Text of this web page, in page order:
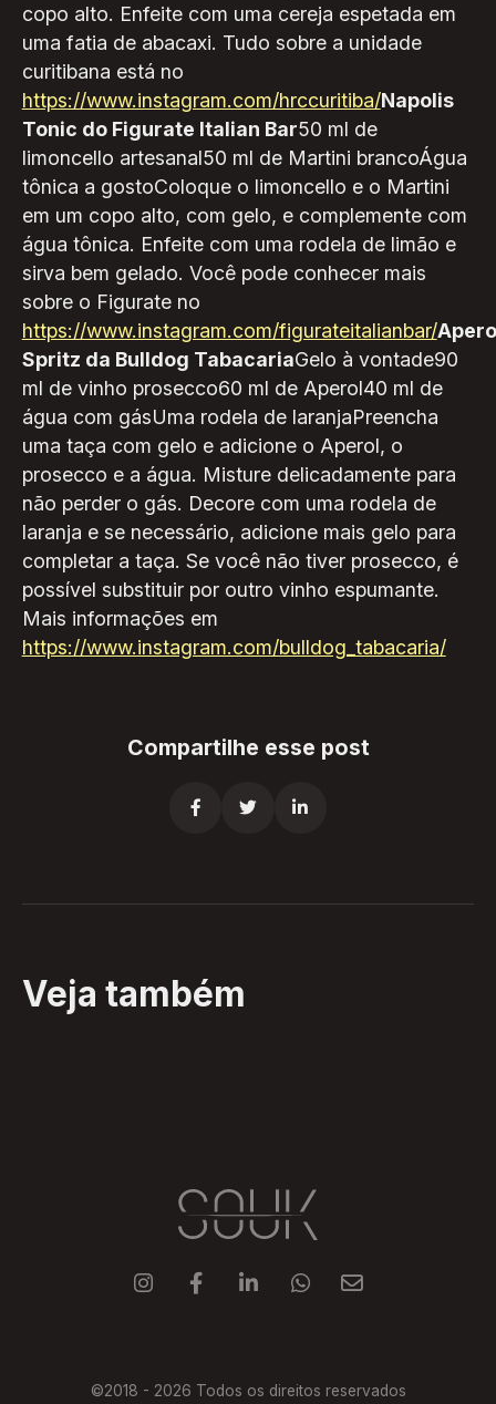
copo alto. Enfeite com uma cereja espetada em
uma fatia de abacaxi. Tudo sobre a unidade
curitibana está no
https://www.instagram.com/hrccuritiba/Napolis
Tonic do Figurate Italian Bar50 ml de
limoncello artesanal50 ml de Martini brancoÁgua
tônica a gostoColoque o limoncello e o Martini
em um copo alto, com gelo, e complemente com
água tônica. Enfeite com uma rodela de limão e
sirva bem gelado. Você pode conhecer mais
sobre o Figurate no
https://www.instagram.com/figurateitalianbar/
Spritz da Bulldog TabacariaGelo à vontade90
ml de vinho prosecco60 ml de Aperol40 ml de
água com gásUma rodela de laranjaPreencha
uma taça com gelo e adicione o Aperol, o
prosecco e a água. Misture delicadamente para
não perder o gás. Decore com uma rodela de
laranja e se necessário, adicione mais gelo para
completar a taça. Se você não tiver prosecco, é
possível substituir por outro vinho espumante.
Mais informações em
https://www.instagram.com/bulldog_tabacaria/
Compartilhe esse post
  
Veja também
    
©2018 - 2026 Todos os direitos reservados